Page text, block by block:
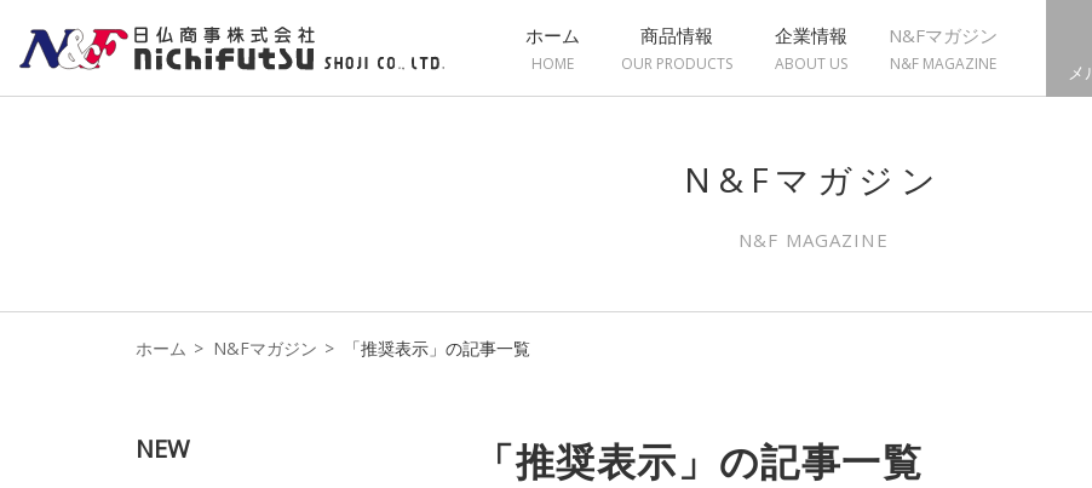
ホーム
HOME
商品情報
OUR PRODUCTS
企業情報
ABOUT US
N&Fマガジン
N&F MAGAZINE メ
N&Fマガジン
N&F MAGAZINE
ホーム N&Fマガジン 「推奨表示」の記事一覧
「推奨表示」の記事一覧
NEW